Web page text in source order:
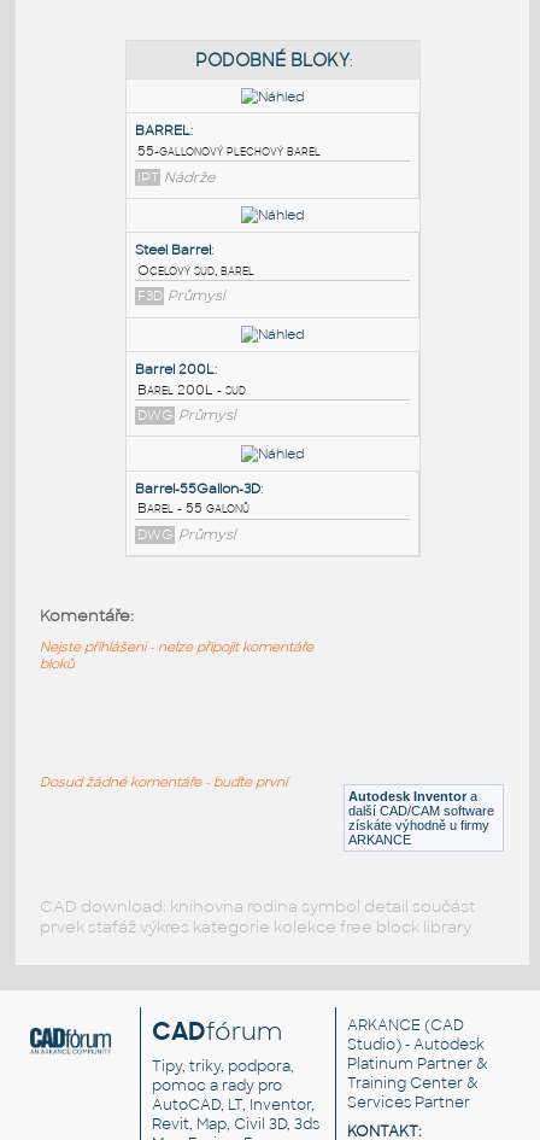
55-gallonový plechový barel
IPT Nádrže
Steel Barrel:
Ocelový sud, barel
F3D Průmysl
Barel 200L - sud
Barel - 55 galonů
Autodesk Inventor a
další CAD/CAM software
získáte výhodně u firmy
ARKANCE
Komentáře:
Nejste přihlášeni - nelze připojit komentáře
bloků
Dosud žádné komentáře - buďte první
CAD download: knihovna rodina symbol detail součást
prvek stafáž výkres kategorie kolekce free block library
CADfórum
Tipy, triky, podpora,
pomoc a rady pro
AutoCAD, LT, Inventor,
Revit, Map, Civil 3D, 3ds
ARKANCE (CAD
Studio) - Autodesk
Platinum Partner &
Training Center &
Services Partner
KONTAKT: